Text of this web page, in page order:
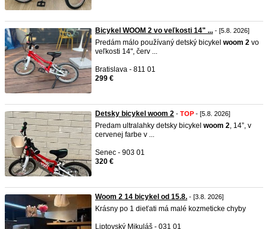
Bicykel WOOM 2 vo veľkosti 14" ... - [5.8. 2026]
Predám málo používaný detský bicykel woom 2 vo
veľkosti 14", červ ...
Bratislava - 811 01
299 €
Detsky bicykel woom 2 - TOP - [5.8. 2026]
Predam ultralahky detsky bicykel woom 2, 14”, v
cervenej farbe v ...
Senec - 903 01
320 €
Woom 2 14 bicykel od 15.8. - [3.8. 2026]
Krásny po 1 dieťati má malé kozmeticke chyby
Liptovský Mikuláš - 031 01